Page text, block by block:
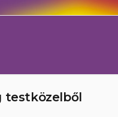
testközelből